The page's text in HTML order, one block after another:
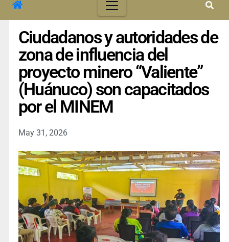
Ciudadanos y autoridades de
zona de influencia del
proyecto minero “Valiente”
(Huánuco) son capacitados
por el MINEM
May 31, 2026